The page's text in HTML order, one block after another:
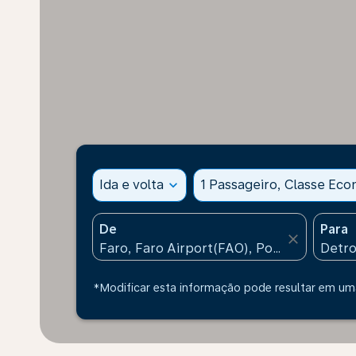
Ida e volta expand_more 1 Passageiro, Classe
De
close
Para
*Modificar esta informação pode resultar em